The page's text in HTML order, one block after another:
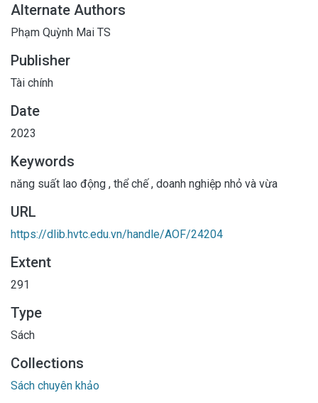
Alternate Authors
Phạm Quỳnh Mai TS
Publisher
Tài chính
Date
2023
Keywords
năng suất lao động , thể chế, doanh nghiệp nhỏ và vừa
URL
https://dlib.hvtc.edu.vn/handle/AOF/24204
Extent
291
Type
Sách
Collections
Sách chuyên khảo